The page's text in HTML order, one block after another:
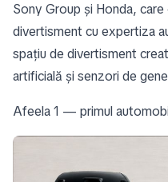
Sony Group și Honda,
divertisment cu expertiza
spațiu de divertisment
artificială și senzori de
Afeela 1 — primul